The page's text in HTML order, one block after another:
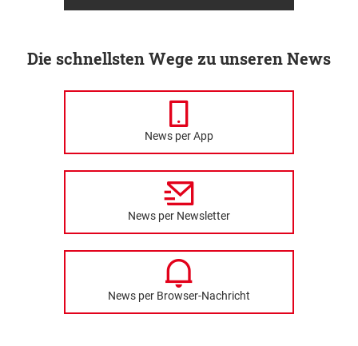
Die schnellsten Wege zu unseren News
News per App
News per Newsletter
News per Browser-Nachricht